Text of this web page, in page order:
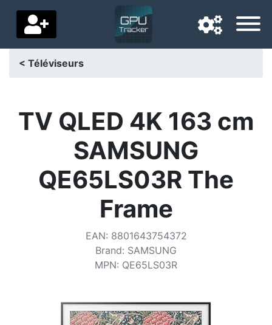
Pays de livraison
Baisses de prix
Paramètres
Contactez-nous
Catégories
< Téléviseurs
TV QLED 4K 163 cm
SAMSUNG
QE65LS03R The
Frame
EAN: 8801643754372
Brand: SAMSUNG
MPN: QE65LS03R